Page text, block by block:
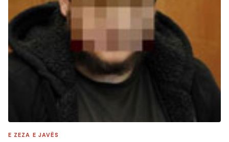
E ZEZA E JAVËS